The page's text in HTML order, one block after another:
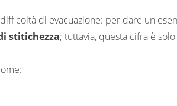
di evacuazione: per dare un
stitichezza; tuttavia, questa cifra è